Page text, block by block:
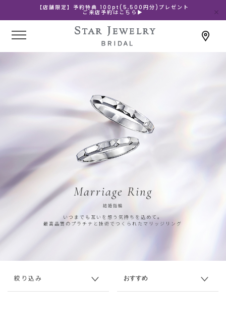
【店舗限定】予約特典 100pt(5,500円分)プレゼント
ご来店予約はこちら▶
Marriage Ring
結婚指輪
いつまでも互いを想う気持ちを込めて。
最高品質のプラチナと技術でつくられたマリッジリング
絞り込み